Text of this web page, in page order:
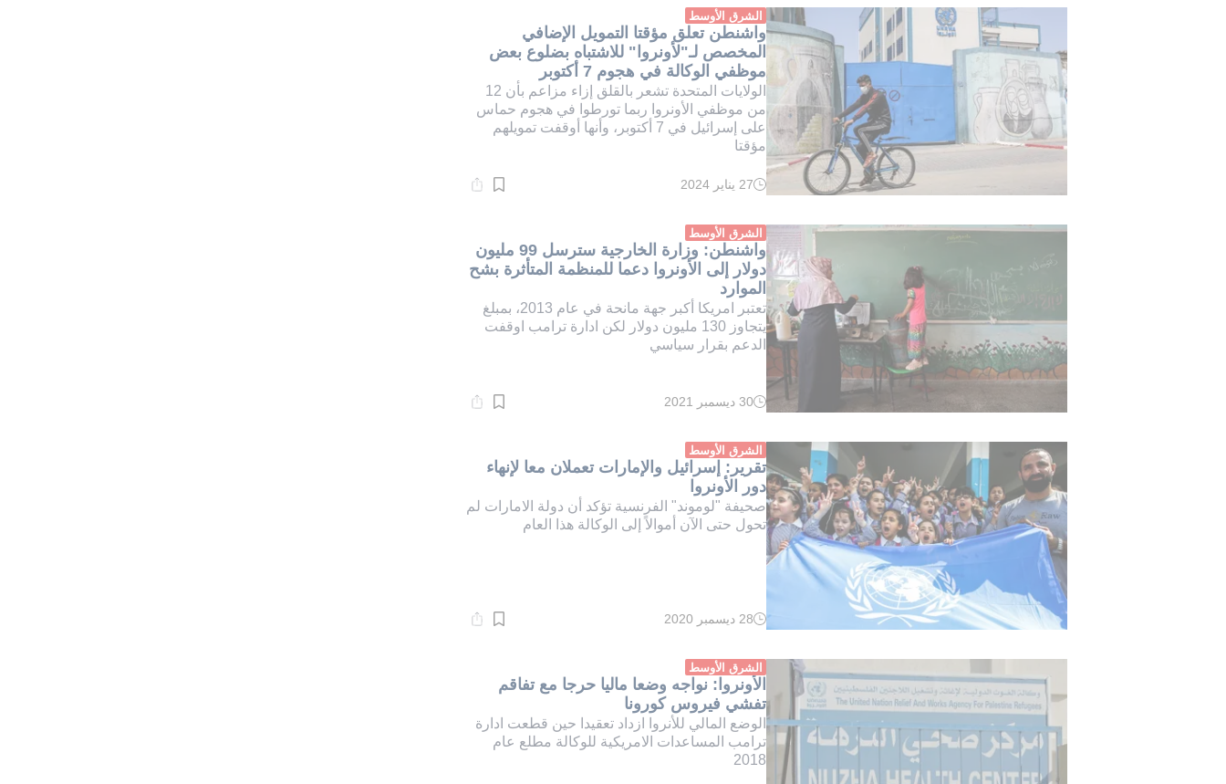
دقيقة.
الشرق الأوسط
واشنطن تعلق مؤقتا التمويل الإضافي
المخصص لـ"لأونروا" للاشتباه بضلوع بعض
موظفي الوكالة في هجوم 7 أكتوبر
الولايات المتحدة تشعر بالقلق إزاء مزاعم بأن 12
من موظفي الأونروا ربما تورطوا في هجوم حماس
على إسرائيل في 7 أكتوبر، وأنها أوقفت تمويلهم
مؤقتا
وقت
دقيقة.
27 يناير 2024
الشرق الأوسط
واشنطن: وزارة الخارجية سترسل 99 مليون
دولار إلى الأونروا دعما للمنظمة المتأثرة بشح
الموارد
تعتبر امريكا أكبر جهة مانحة في عام 2013، بمبلغ
يتجاوز 130 مليون دولار لكن ادارة ترامب اوقفت
الدعم بقرار سياسي
وقت
دقيقة.
30 ديسمبر 2021
الشرق الأوسط
تقرير: إسرائيل والإمارات تعملان معا لإنهاء
دور الأونروا
صحيفة "لوموند" الفرنسية تؤكد أن دولة الامارات لم
تحول حتى الآن أموالاً إلى الوكالة هذا العام
وقت
دقيقة.
28 ديسمبر 2020
الشرق الأوسط
الأونروا: نواجه وضعا ماليا حرجا مع تفاقم
تفشي فيروس كورونا
الوضع المالي للأنروا ازداد تعقيدا حين قطعت ادارة
ترامب المساعدات الامريكية للوكالة مطلع عام
2018